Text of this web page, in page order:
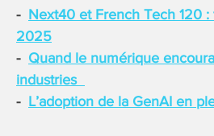
Next40 et French Tech 120
2025
Quand le numérique
industries
L’adoption de la GenAI en